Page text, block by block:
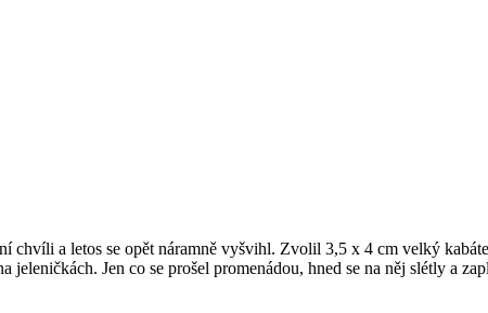
chvíli a letos se opět náramně vyšvihl. Zvolil 3,5 x 4 cm velký
Jen co se prošel promenádou, hned se na něj slétly a